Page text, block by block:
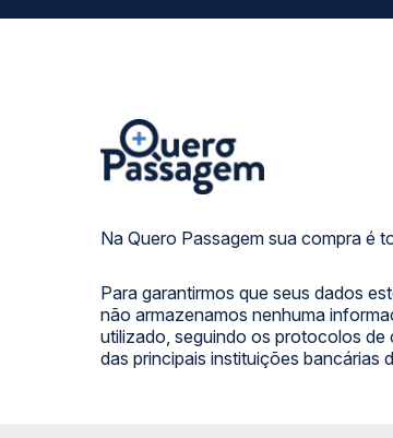
Na Quero Passagem sua compra é
Para garantirmos que seus dados
não armazenamos nenhuma
utilizado, seguindo os protocolos de
das principais instituições bancárias